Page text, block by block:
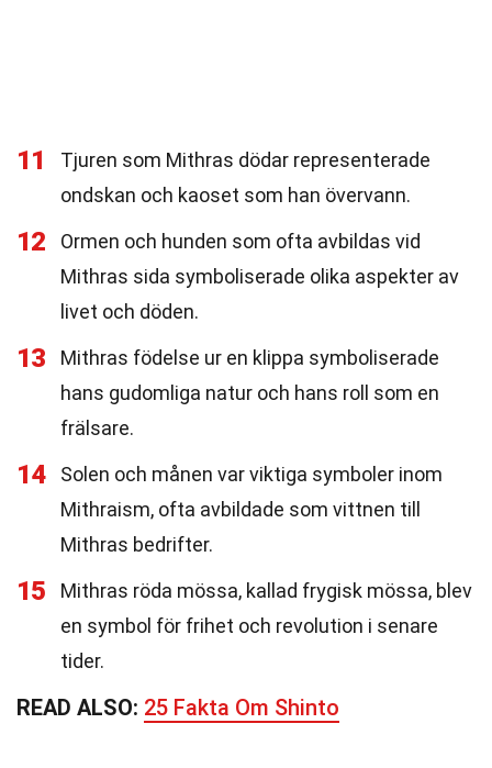
11
Tjuren som Mithras dödar representerade
ondskan och kaoset som han övervann.
12
Ormen och hunden som ofta avbildas vid
Mithras sida symboliserade olika aspekter av
livet och döden.
13
Mithras födelse ur en klippa symboliserade
hans gudomliga natur och hans roll som en
frälsare.
14
Solen och månen var viktiga symboler inom
Mithraism, ofta avbildade som vittnen till
Mithras bedrifter.
15
Mithras röda mössa, kallad frygisk mössa, blev
en symbol för frihet och revolution i senare
tider.
READ ALSO: 25 Fakta Om Shinto